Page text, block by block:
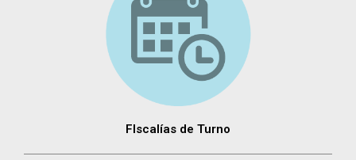
FIscalías de Turno